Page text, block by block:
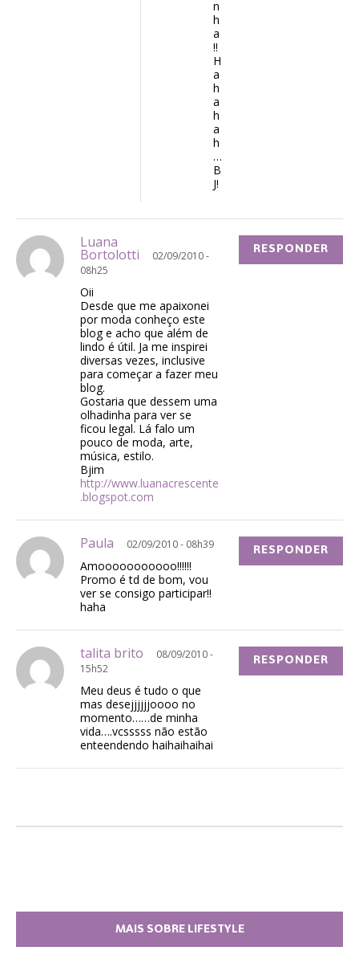
n
h
a
!!
H
a
h
a
h
a
h
…
B
J!
Luana
Bortolotti
02/09/2010 -
08h25
Oii
Desde que me apaixonei
por moda conheço este
blog e acho que além de
lindo é útil. Ja me inspirei
diversas vezes, inclusive
para começar a fazer meu
blog.
Gostaria que dessem uma
olhadinha para ver se
ficou legal. Lá falo um
pouco de moda, arte,
música, estilo.
Bjim
http://www.luanacrescente
.blogspot.com
RESPONDER
Paula 02/09/2010 - 08h39
Amooooooooooo!!!!!!
Promo é td de bom, vou
ver se consigo participar!!
haha
RESPONDER
talita brito
08/09/2010 -
15h52
Meu deus é tudo o que
mas desejjjjjjoooo no
momento……de minha
vida….vcsssss não estão
enteendendo haihaihaihai
RESPONDER
MAIS SOBRE LIFESTYLE